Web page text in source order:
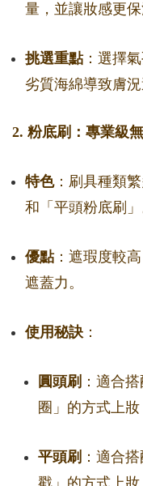
量，並讓妝感更保
挑選重點：選擇
劣質海綿導致膚況
2. 粉底刷：專業級
特色：刷具種類
和「平頭粉底刷」
優點：遮瑕度較
遮蓋力。
使用秘訣 ：
圓頭刷 ：適合
圈」的方式上
平頭刷 ：適合